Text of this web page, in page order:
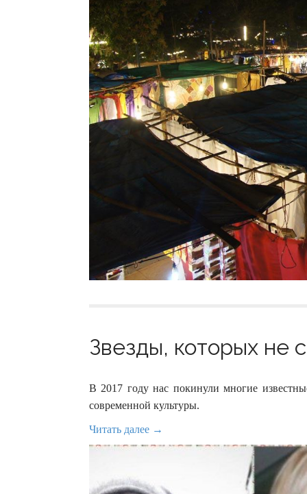
Звезды, которых не
В 2017 году нас покинули многие
современной культуры.
Читать далее →